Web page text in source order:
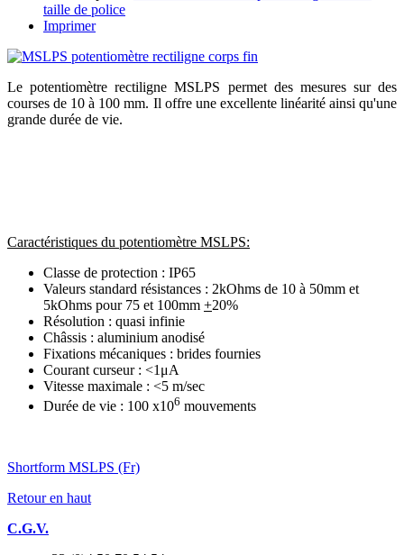
taille de police
Imprimer
Le potentiomètre rectiligne MSLPS permet des mesures sur des
courses de 10 à 100 mm. Il offre une excellente linéarité ainsi qu'une
grande durée de vie.
Caractéristiques du potentiomètre MSLPS:
Classe de protection : IP65
Valeurs standard résistances : 2kOhms de 10 à 50mm et
5kOhms pour 75 et 100mm +20%
Résolution : quasi infinie
Châssis : aluminium anodisé
Fixations mécaniques : brides fournies
Courant curseur : <1μA
Vitesse maximale : <5 m/sec
Durée de vie : 100 x106 mouvements
Shortform MSLPS (Fr)
Retour en haut
C.G.V.